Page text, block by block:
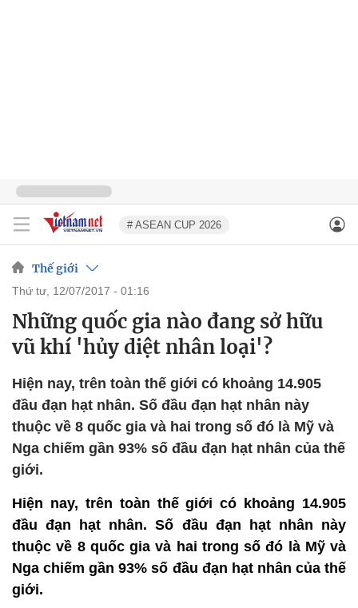
# ASEAN CUP 2026
Thế giới
thứ tư, 12/07/2017 - 01:16
Những quốc gia nào đang sở hữu
vũ khí 'hủy diệt nhân loại'?
Hiện nay, trên toàn thế giới có khoảng 14.905
đầu đạn hạt nhân. Số đầu đạn hạt nhân này
thuộc về 8 quốc gia và hai trong số đó là Mỹ và
Nga chiếm gần 93% số đầu đạn hạt nhân của thế
giới.
Hiện nay, trên toàn thế giới có khoảng 14.905
đầu đạn hạt nhân. Số đầu đạn hạt nhân này
thuộc về 8 quốc gia và hai trong số đó là Mỹ và
Nga chiếm gần 93% số đầu đạn hạt nhân của thế
giới.